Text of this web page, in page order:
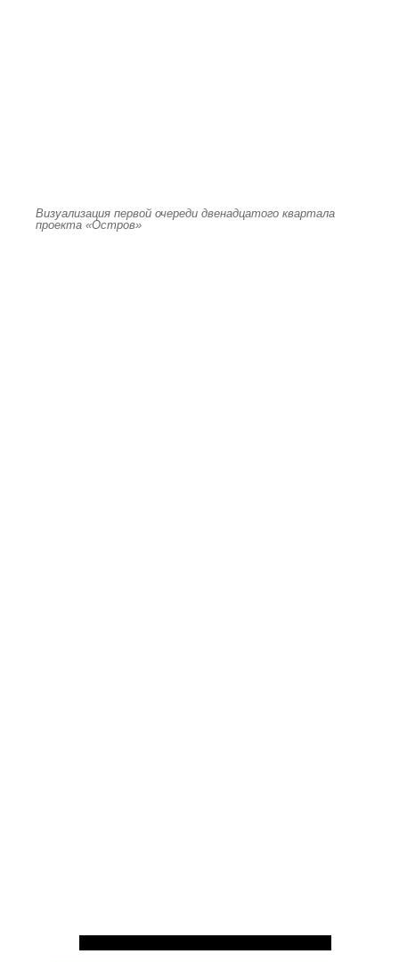
Визуализация первой очереди двенадцатого квартала
проекта «Остров»